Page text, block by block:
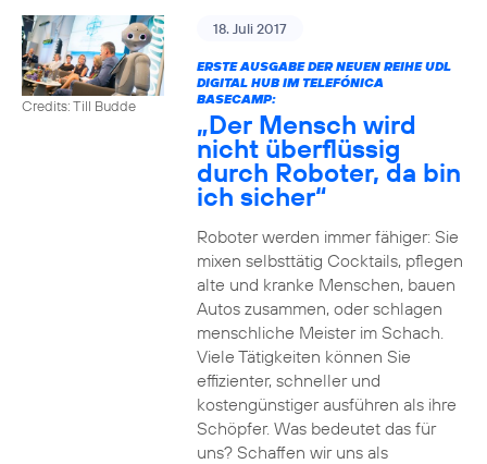
Credits: Till Budde
18. Juli 2017
ERSTE AUSGABE DER NEUEN REIHE UDL
DIGITAL HUB IM TELEFÓNICA
BASECAMP:
„Der Mensch wird
nicht überflüssig
durch Roboter, da bin
ich sicher“
Roboter werden immer fähiger: Sie
mixen selbsttätig Cocktails, pflegen
alte und kranke Menschen, bauen
Autos zusammen, oder schlagen
menschliche Meister im Schach.
Viele Tätigkeiten können Sie
effizienter, schneller und
kostengünstiger ausführen als ihre
Schöpfer. Was bedeutet das für
uns? Schaffen wir uns als